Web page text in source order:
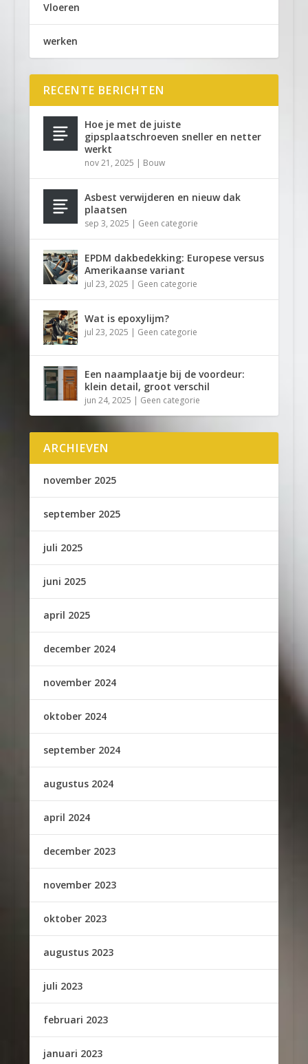
Vloeren
werken
RECENTE BERICHTEN
Hoe je met de juiste
gipsplaatschroeven sneller en netter
werkt
nov 21, 2025 | Bouw
Asbest verwijderen en nieuw dak
plaatsen
sep 3, 2025 | Geen categorie
EPDM dakbedekking: Europese versus
Amerikaanse variant
jul 23, 2025 | Geen categorie
Wat is epoxylijm?
jul 23, 2025 | Geen categorie
Een naamplaatje bij de voordeur:
klein detail, groot verschil
jun 24, 2025 | Geen categorie
ARCHIEVEN
november 2025
september 2025
juli 2025
juni 2025
april 2025
december 2024
november 2024
oktober 2024
september 2024
augustus 2024
april 2024
december 2023
november 2023
oktober 2023
augustus 2023
juli 2023
februari 2023
januari 2023